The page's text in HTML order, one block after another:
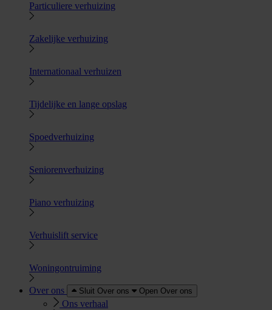
Particuliere verhuizing
Zakelijke verhuizing
Internationaal verhuizen
Tijdelijke en lange opslag
Spoedverhuizing
Seniorenverhuizing
Piano verhuizing
Verhuislift service
Woningontruiming
Over ons Sluit Over ons Open Over ons
Ons verhaal